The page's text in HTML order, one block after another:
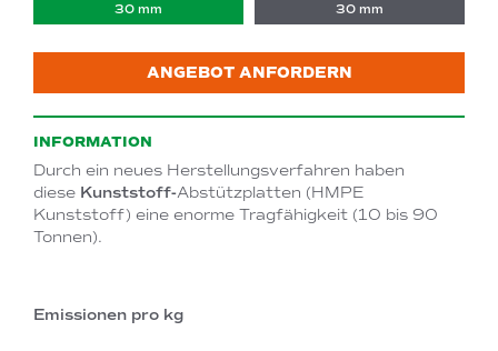
30 mm 30 mm
ANGEBOT ANFORDERN
INFORMATION
Durch ein neues Herstellungsverfahren haben
diese Kunststoff-Abstützplatten (HMPE
Kunststoff) eine enorme Tragfähigkeit (10 bis 90
Tonnen).
Emissionen pro kg